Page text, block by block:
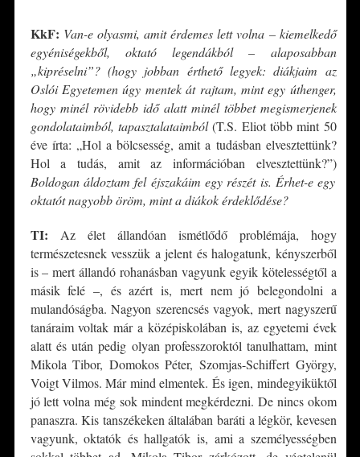
KkF: Van-e olyasmi, amit érdemes lett volna – kiemelkedő
egyéniségekből, oktató legendákból – alaposabban
„kipréselni”? (hogy jobban érthető legyek: diákjaim az
Oslói Egyetemen úgy mentek át rajtam, mint egy úthenger,
hogy minél rövidebb idő alatt minél többet megismerjenek
gondolataimból, tapasztalataimból(T.S. Eliot több mint 50
éve írta: „Hol a bölcsesség, amit a tudásban elvesztettünk?
Hol a tudás, amit az információban elvesztettünk?”)
Boldogan áldoztam fel éjszakáim egy részét is. Érhet-e egy
oktatót nagyobb öröm, mint a diákok érdeklődése?
TI:
Az élet állandóan ismétlődő problémája, hogy
természetesnek vesszük a jelent és halogatunk, kényszerből
is – mert állandó rohanásban vagyunk egyik kötelességtől a
másik felé –, és azért is, mert nem jó belegondolni a
mulandóságba. Nagyon szerencsés vagyok, mert nagyszerű
tanáraim voltak már a középiskolában is, az egyetemi évek
alatt és után pedig olyan professzoroktól tanulhattam, mint
Mikola Tibor, Domokos Péter, Szomjas-Schiffert György,
Voigt Vilmos. Már mind elmentek. És igen, mindegyiküktől
jó lett volna még sok mindent megkérdezni. De nincs okom
panaszra. Kis tanszékeken általában baráti a légkör, kevesen
vagyunk, oktatók és hallgatók is, ami a személyességben